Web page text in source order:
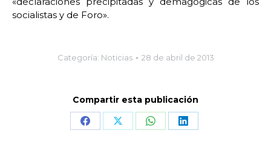
socialistas y de Foro».
Categoría: Noticias 28 de abril de 2013
Compartir esta publicación
Share Share Share Share